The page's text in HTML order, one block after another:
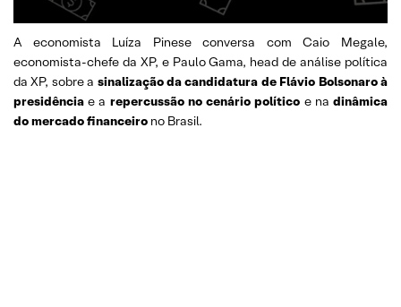
A economista Luíza Pinese conversa com Caio Megale,
economista-chefe da XP, e Paulo Gama, head de análise política
da XP, sobre a sinalização da candidatura de Flávio Bolsonaro à
presidênciae a repercussão no cenário político e nadinâmica
do mercado financeiro no Brasil.